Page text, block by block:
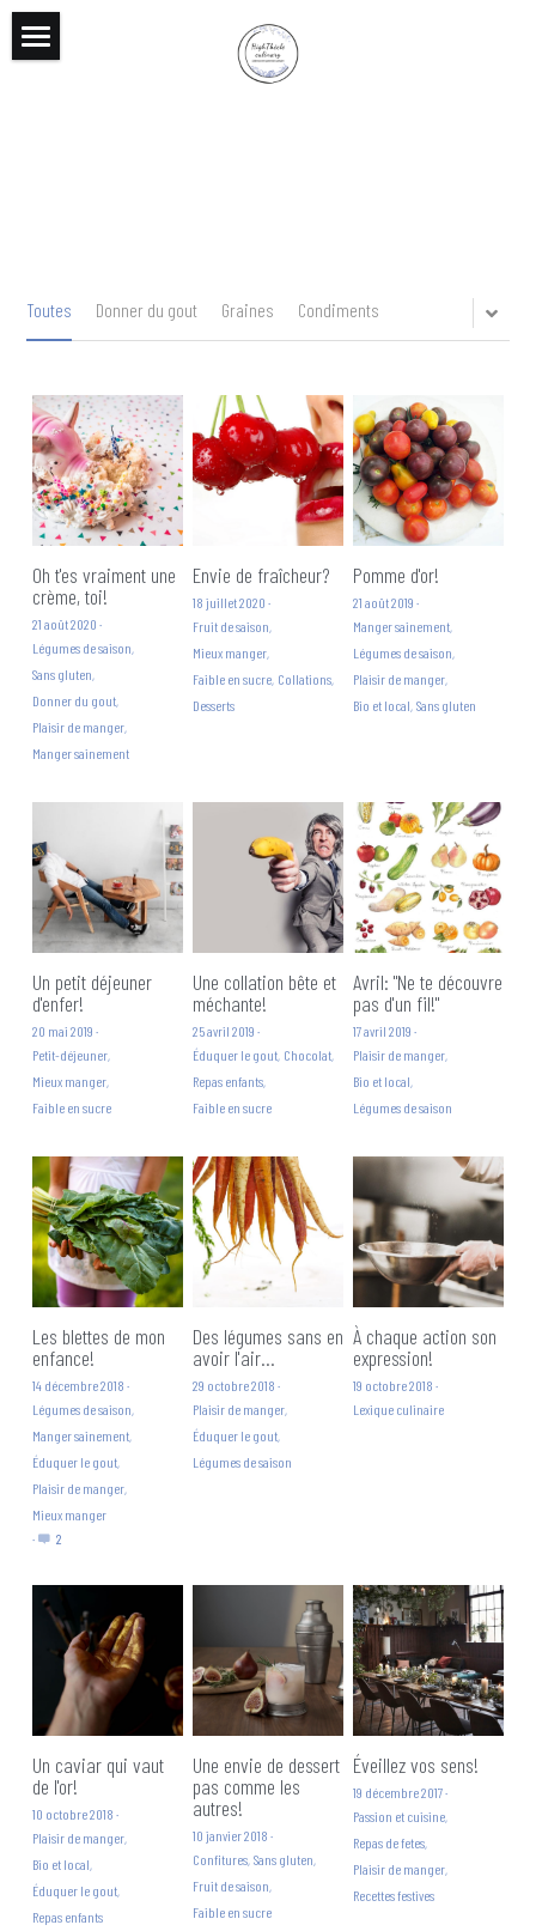
Témoignages
Blog
Contact
Toutes Donner du gout Graines Condiments
Oh t'es vraiment une
crème, toi!
21 août 2020 ·
Légumes de saison,
Sans gluten,
Donner du gout,
Plaisir de manger,
Manger sainement
Envie de fraîcheur?
18 juillet 2020 ·
Fruit de saison,
Mieux manger,
Faible en sucre, Collations,
Desserts
Pomme d'or!
21 août 2019 ·
Manger sainement,
Légumes de saison,
Plaisir de manger,
Bio et local, Sans gluten
Un petit déjeuner
d'enfer!
20 mai 2019 ·
Petit-déjeuner,
Mieux manger,
Faible en sucre
Une collation bête et
méchante!
25 avril 2019 ·
Éduquer le gout, Chocolat,
Repas enfants,
Faible en sucre
Avril: "Ne te découvre
pas d'un fil!"
17 avril 2019 ·
Plaisir de manger,
Bio et local,
Légumes de saison
Les blettes de mon
enfance!
14 décembre 2018 ·
Légumes de saison,
Manger sainement,
Éduquer le gout,
Plaisir de manger,
Mieux manger
·
2
Des légumes sans en
avoir l'air...
29 octobre 2018 ·
Plaisir de manger,
Éduquer le gout,
Légumes de saison
À chaque action son
expression!
19 octobre 2018 ·
Lexique culinaire
Un caviar qui vaut
de l'or!
10 octobre 2018 ·
Plaisir de manger,
Bio et local,
Éduquer le gout,
Repas enfants
Une envie de dessert
pas comme les
autres!
10 janvier 2018 ·
Confitures, Sans gluten,
Fruit de saison,
Faible en sucre
Éveillez vos sens!
19 décembre 2017·
Passion et cuisine,
Repas de fetes,
Plaisir de manger,
Recettes festives